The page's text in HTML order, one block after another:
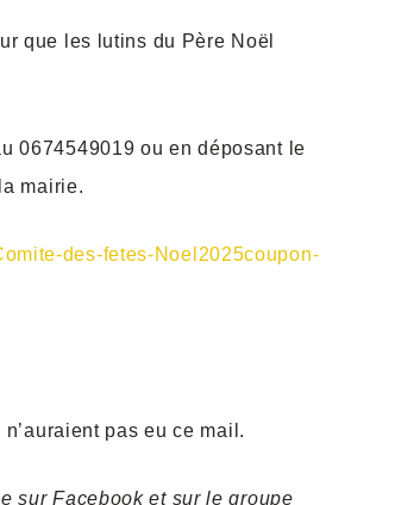
que les lutins du Père Noël
0674549019 ou en déposant le
mairie.
des-fetes-Noel2025coupon-
pas eu ce mail.
sur Facebook et sur le groupe